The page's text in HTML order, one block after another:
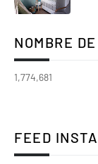
NOMBRE
1,774,681
FEED